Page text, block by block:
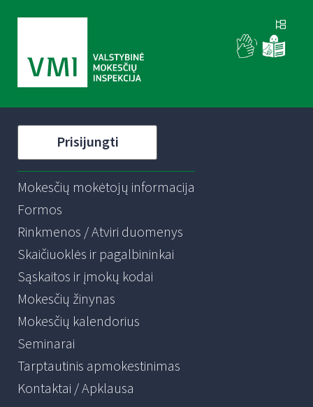
Prisijungti
Mokesčių mokėtojų informacija
Formos
Rinkmenos / Atviri duomenys
Skaičiuoklės ir pagalbininkai
Sąskaitos ir įmokų kodai
Mokesčių žinynas
Mokesčių kalendorius
Seminarai
Tarptautinis apmokestinimas
Kontaktai / Apklausa